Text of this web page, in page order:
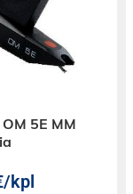
5E MM
/kpl